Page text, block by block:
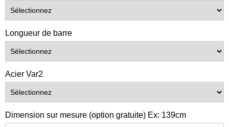
Longueur de barre
Acier Var2
Dimension sur mesure (option gratuite) Ex: 139cm